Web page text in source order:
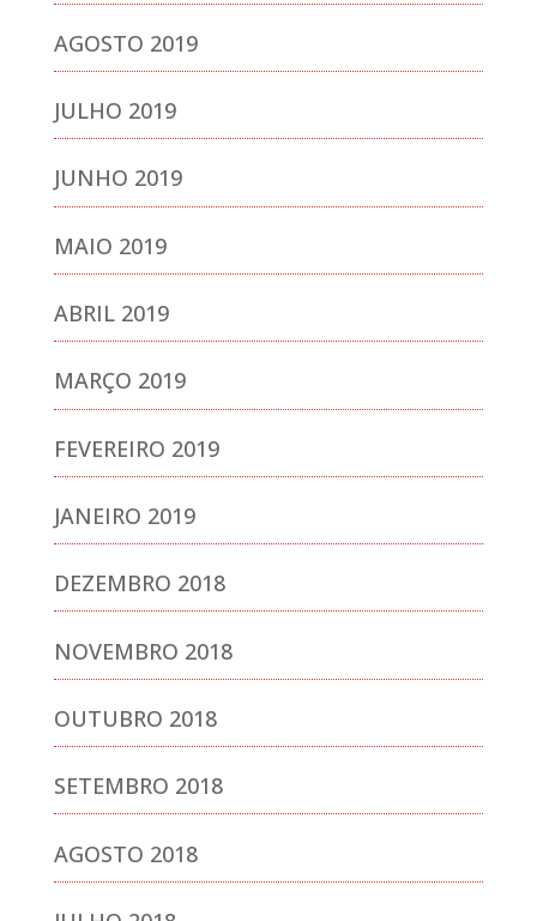
AGOSTO 2019
JULHO 2019
JUNHO 2019
MAIO 2019
ABRIL 2019
MARÇO 2019
FEVEREIRO 2019
JANEIRO 2019
DEZEMBRO 2018
NOVEMBRO 2018
OUTUBRO 2018
SETEMBRO 2018
AGOSTO 2018